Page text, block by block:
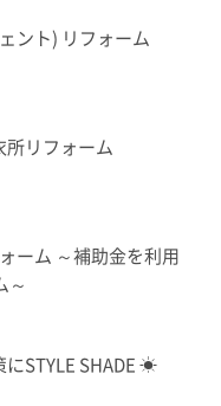
ント) リフォーム
リフォーム
ーム ～補助金を利用
～
STYLE SHADE ☀